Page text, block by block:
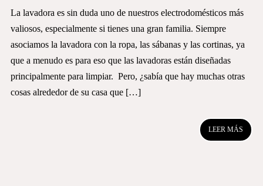
La lavadora es sin duda uno de nuestros electrodomésticos más
valiosos, especialmente si tienes una gran familia. Siempre
asociamos la lavadora con la ropa, las sábanas y las cortinas, ya
que a menudo es para eso que las lavadoras están diseñadas
principalmente para limpiar. Pero, ¿sabía que hay muchas otras
cosas alrededor de su casa que […]
LEER MÁS